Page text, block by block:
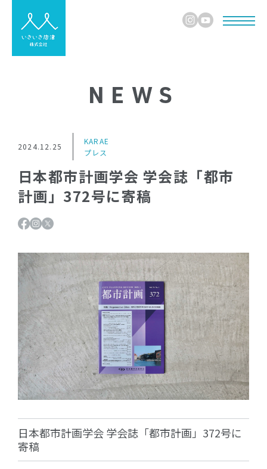
NEWS
2024.12.25
KARAE
プレス
日本都市計画学会 学会誌「都市
計画」372号に寄稿
日本都市計画学会 学会誌「都市計画」372号に
寄稿